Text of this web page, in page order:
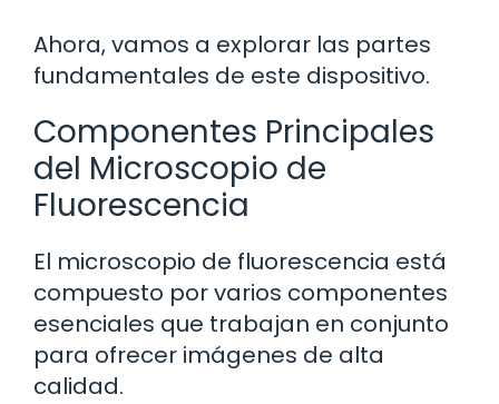
Ahora, vamos a explorar las partes
fundamentales de este dispositivo.
Componentes Principales
del Microscopio de
Fluorescencia
El microscopio de fluorescencia está
compuesto por varios componentes
esenciales que trabajan en conjunto
para ofrecer imágenes de alta
calidad.